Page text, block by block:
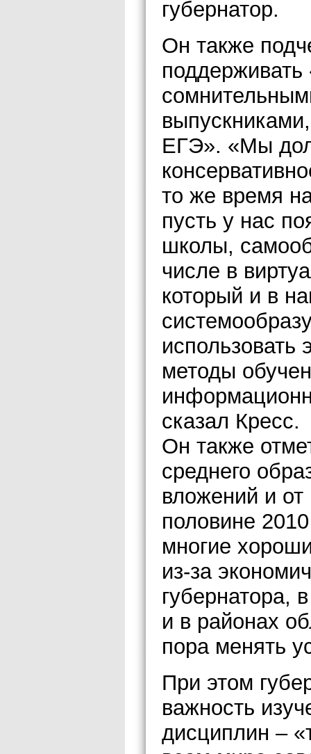
губернатор.
Он также
ЕГЭ». «Мы
то же время
пусть у нас
школы,
числе в
который и в
использовать
методы
сказал Кресс.
Он также
среднего
вложений и от
половине
многие
из-за
губернатора,
и в районах
пора менять
При этом
важность
дисциплин –